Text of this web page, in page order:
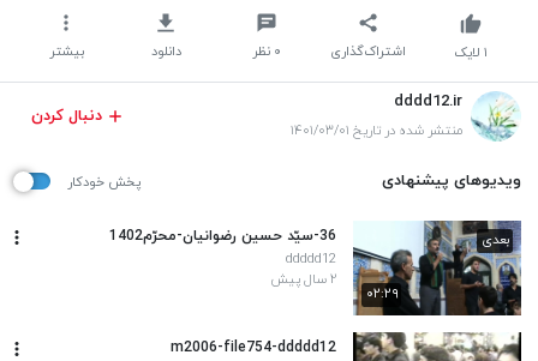
اشتراک‌گذاری ۰ نظر دانلود بیشتر ۱ لایک
dddd12.ir
منتشر شده در تاریخ ۱۴۰۱/۰۳/۰۱
دنبال کردن
ویدیوهای پیشنهادی پخش خودکار
۰۲:۲۹
بعدی 36-سیّد حسین رضوانیان-محرّم1402
ddddd12
۲ سال پیش
m2006-file754-ddddd12